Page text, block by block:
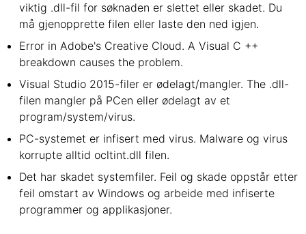
viktig .dll-fil for søknaden er slettet eller skadet. Du
må gjenopprette filen eller laste den ned igjen.
Error in Adobe's Creative Cloud. A Visual C ++
breakdown causes the problem.
Visual Studio 2015-filer er ødelagt/mangler. The .dll-
filen mangler på PCen eller ødelagt av et
program/system/virus.
PC-systemet er infisert med virus. Malware og virus
korrupte alltid ocltint.dll filen.
Det har skadet systemfiler. Feil og skade oppstår etter
feil omstart av Windows og arbeide med infiserte
programmer og applikasjoner.